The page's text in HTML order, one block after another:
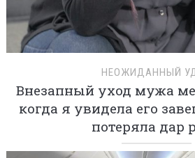
НЕОЖИДАННЫЙ
Внезапный уход мужа
когда я увидела его
потеряла дар